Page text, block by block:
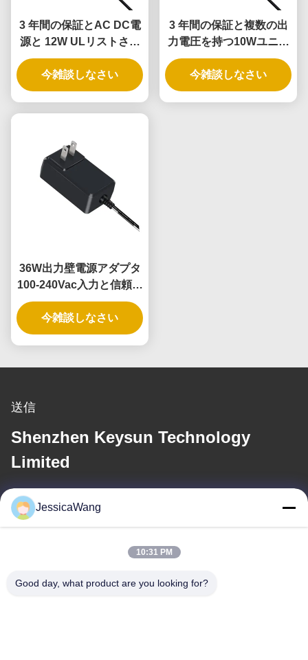
3 年間の保証とAC DC電
源と 12W ULリストされ
た壁電源アダプタ
今雑談しなさい
3 年間の保証と複数の出
力電圧を持つ10Wユニバ
ーサルウォール電源アダ
プタ
今雑談しなさい
36W出力壁電源アダプタ
100-240Vac入力と信頼性
の高いAC DC電源のため
の3年間の保証
今雑談しなさい
送信
Shenzhen Keysun Technology
Limited
電子メール
power06@szzhpower.com
住所
JessicaWang
10:31 PM
Good day, what product are you looking for?